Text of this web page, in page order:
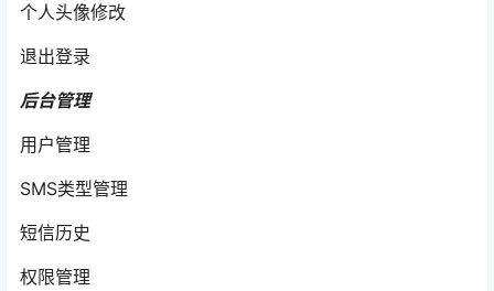
个人头像修改
退出登录
后台管理
用户管理
SMS类型管理
短信历史
权限管理